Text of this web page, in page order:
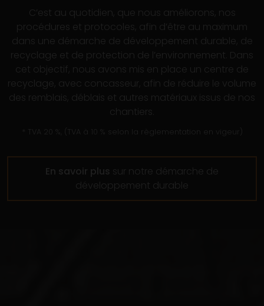
C’est au quotidien, que nous améliorons, nos
procédures et protocoles, afin d’être au maximum
dans une démarche de développement durable, de
recyclage et de protection de l’environnement. Dans
cet objectif, nous avons mis en place un centre de
recyclage, avec concasseur, afin de réduire le volume
des remblais, déblais et autres matériaux issus de nos
chantiers.
* TVA 20 %, (TVA à 10 % selon la règlementation en vigeur)
En savoir plus sur notre démarche de
développement durable